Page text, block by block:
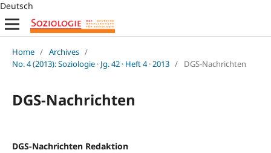
Deutsch
Home / Archives /
No. 4 (2013): Soziologie · Jg. 42 · Heft 4 · 2013 / DGS-Nachrichten
DGS-Nachrichten
DGS-Nachrichten Redaktion